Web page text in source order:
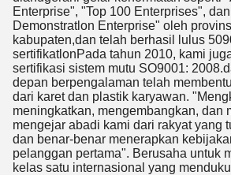
Enterprise", "Top 100 Enterprises",
Demonstratlon Enterprise" oleh
kabupaten,dan telah berhasil lulus
sertifikatlonPada tahun 2010, kami
sertifikasi sistem mutu SO9001:
depan berpengalaman telah
dari karet dan plastik karyawan.
meningkatkan, mengembangkan, dan
mengejar abadi kami dari rakyat yang
dan benar-benar menerapkan
pelanggan pertama". Berusaha untuk
kelas satu internasional yang